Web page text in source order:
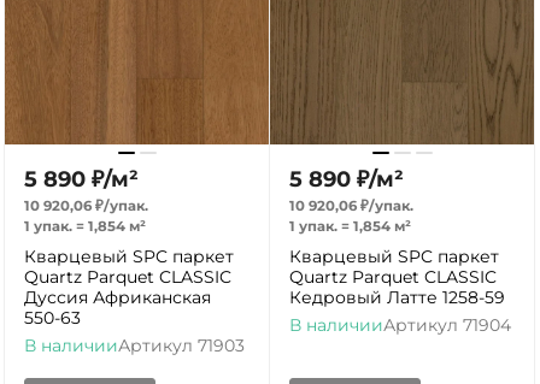
5 890 ₽/м²
10 920,06 ₽/упак.
1 упак. = 1,854 м²
Кварцевый SPC паркет
Quartz Parquet CLASSIC
Дуссия Африканская
550-63
В наличииАртикул 71903
5 890 ₽/м²
10 920,06 ₽/упак.
1 упак. = 1,854 м²
Кварцевый SPC паркет
Quartz Parquet CLASSIC
Кедровый Латте 1258-59
В наличииАртикул 71904